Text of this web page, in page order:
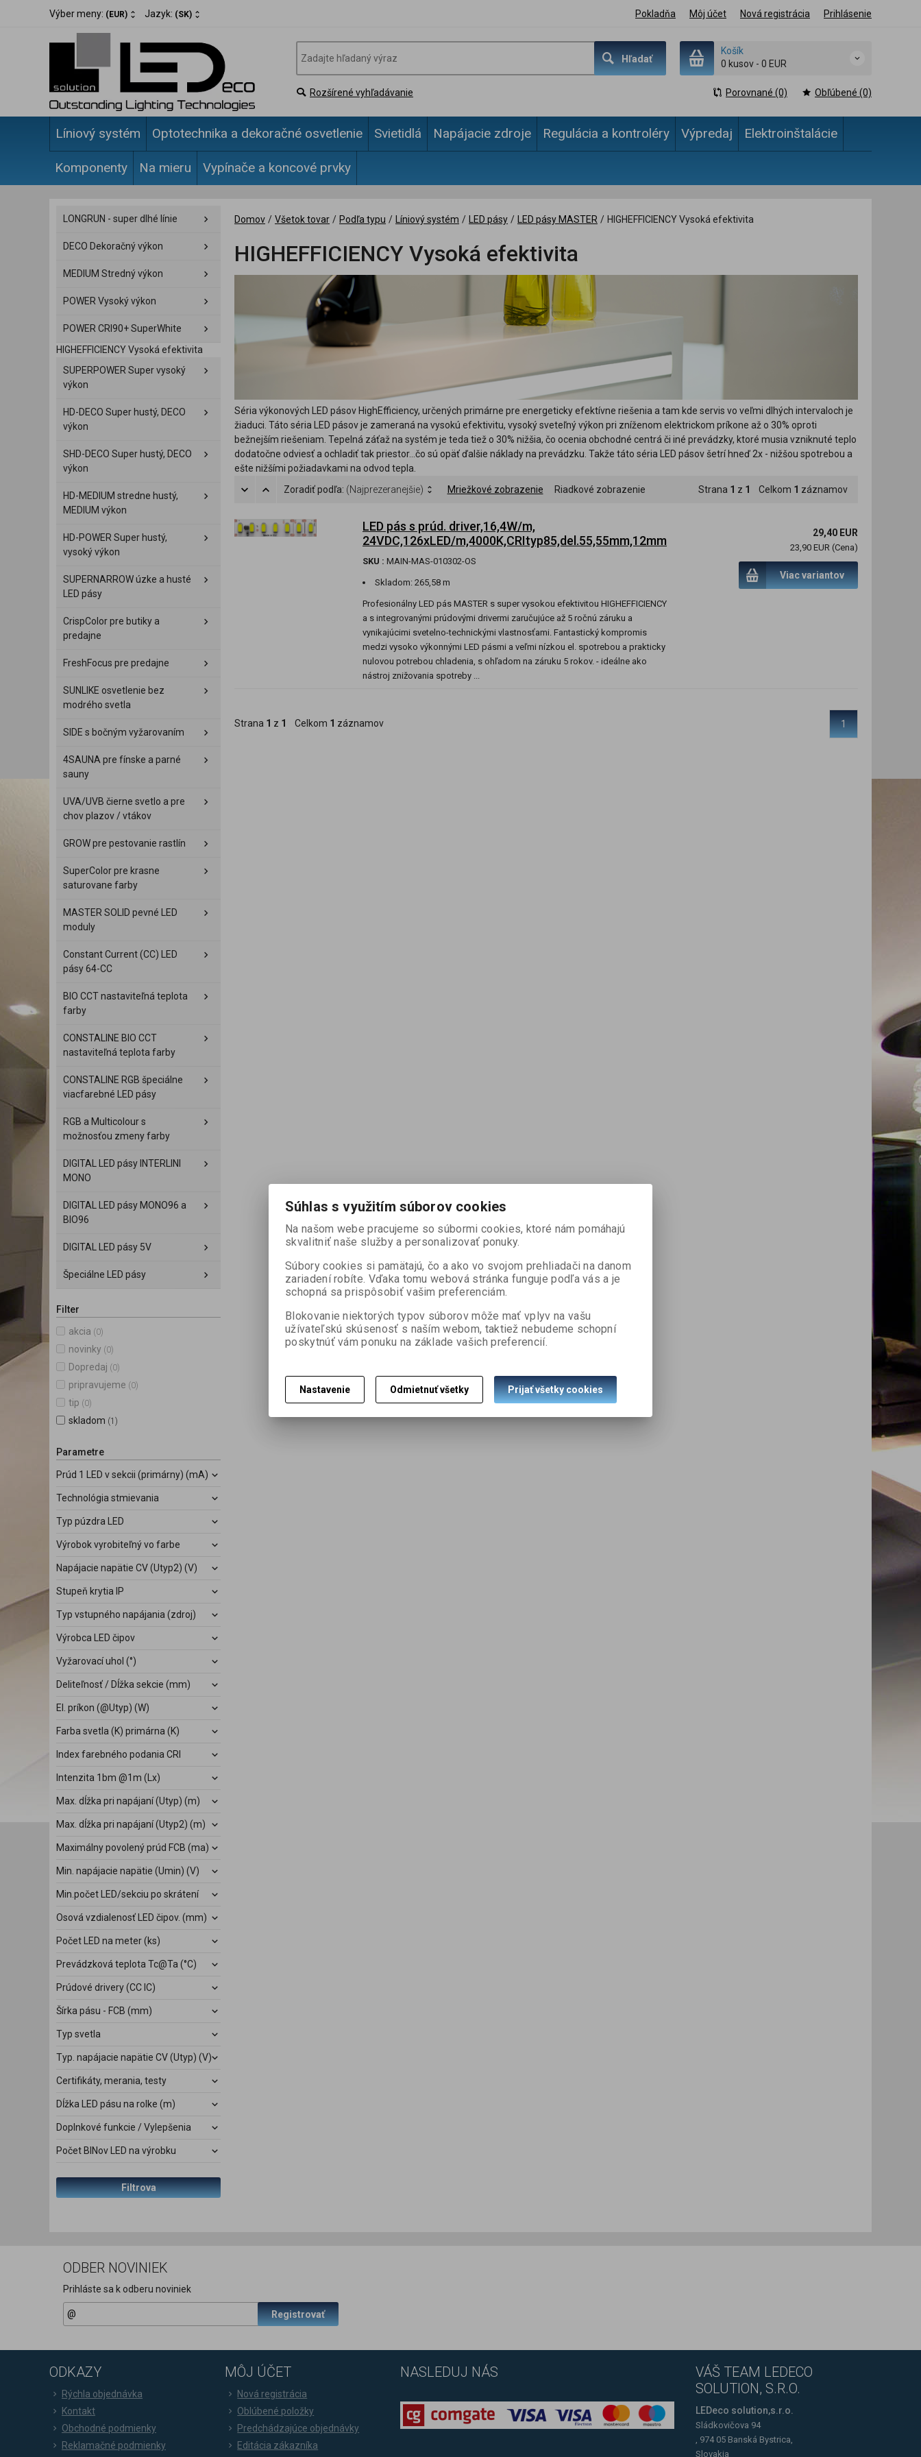
Výber meny: (EUR) Jazyk: (SK) Pokladňa Môj účet Nová registrácia Prihlásenie
Hľadať
Košík
0 kusov - 0 EUR
Rozšírené vyhľadávanie Porovnané (0) Obľúbené (0)
Líniový systém Optotechnika a dekoračné osvetlenie Svietidlá Napájacie zdroje Regulácia a kontroléry Výpredaj Elektroinštalácie
Komponenty Na mieru Vypínače a koncové prvky
LONGRUN - super dlhé línie
DECO Dekoračný výkon
MEDIUM Stredný výkon
POWER Vysoký výkon
POWER CRI90+ SuperWhite
HIGHEFFICIENCY Vysoká efektivita
SUPERPOWER Super vysoký
výkon
HD-DECO Super hustý, DECO
výkon
SHD-DECO Super hustý, DECO
výkon
HD-MEDIUM stredne hustý,
MEDIUM výkon
HD-POWER Super hustý,
vysoký výkon
SUPERNARROW úzke a husté
LED pásy
CrispColor pre butiky a
predajne
FreshFocus pre predajne
SUNLIKE osvetlenie bez
modrého svetla
SIDE s bočným vyžarovaním
4SAUNA pre fínske a parné
sauny
UVA/UVB čierne svetlo a pre
chov plazov / vtákov
GROW pre pestovanie rastlín
SuperColor pre krasne
saturovane farby
MASTER SOLID pevné LED
moduly
Constant Current (CC) LED
pásy 64-CC
BIO CCT nastaviteľná teplota
farby
CONSTALINE BIO CCT
nastaviteľná teplota farby
CONSTALINE RGB špeciálne
viacfarebné LED pásy
RGB a Multicolour s
možnosťou zmeny farby
DIGITAL LED pásy INTERLINI
MONO
DIGITAL LED pásy MONO96 a
BIO96
DIGITAL LED pásy 5V
Špeciálne LED pásy
Filter
akcia (0)
novinky (0)
Dopredaj (0)
pripravujeme (0)
tip (0)
skladom (1)
Parametre
Prúd 1 LED v sekcii (primárny) (mA)
Technológia stmievania
Typ púzdra LED
Výrobok vyrobiteľný vo farbe
Napájacie napätie CV (Utyp2) (V)
Stupeň krytia IP
Typ vstupného napájania (zdroj)
Výrobca LED čipov
Vyžarovací uhol (°)
Deliteľnosť / Dĺžka sekcie (mm)
El. príkon (@Utyp) (W)
Farba svetla (K) primárna (K)
Index farebného podania CRI
Intenzita 1bm @1m (Lx)
Max. dĺžka pri napájaní (Utyp) (m)
Max. dĺžka pri napájaní (Utyp2) (m)
Maximálny povolený prúd FCB (ma)
Min. napájacie napätie (Umin) (V)
Min.počet LED/sekciu po skrátení
Osová vzdialenosť LED čipov. (mm)
Počet LED na meter (ks)
Prevádzková teplota Tc@Ta (°C)
Prúdové drivery (CC IC)
Šírka pásu - FCB (mm)
Typ svetla
Typ. napájacie napätie CV (Utyp) (V)
Certifikáty, merania, testy
Dĺžka LED pásu na rolke (m)
Doplnkové funkcie / Vylepšenia
Počet BINov LED na výrobku
Filtrova
Domov / Všetok tovar / Podľa typu / Líniový systém / LED pásy / LED pásy MASTER / HIGHEFFICIENCY Vysoká efektivita
HIGHEFFICIENCY Vysoká efektivita
Séria výkonových LED pásov HighEfficiency, určených primárne pre energeticky efektívne riešenia a tam kde servis vo veľmi dlhých intervaloch je
žiaduci. Táto séria LED pásov je zameraná na vysokú efektivitu, vysoký sveteľný výkon pri zníženom elektrickom príkone až o 30% oproti
bežnejším riešeniam. Tepelná záťaž na systém je teda tiež o 30% nižšia, čo ocenia obchodné centrá či iné prevádzky, ktoré musia vzniknuté teplo
dodatočne odviesť a ochladiť tak priestor...čo sú opäť ďalšie náklady na prevádzku. Takže táto séria LED pásov šetrí hneď 2x - nižšou spotrebou a
ešte nižšími požiadavkami na odvod tepla.
Zoradiť podľa: (Najprezeranejšie) Mriežkové zobrazenie Riadkové zobrazenie Strana 1 z 1 Celkom 1 záznamov
LED pás s prúd. driver,16,4W/m,
24VDC,126xLED/m,4000K,CRItyp85,del.55,55mm,12mm
SKU : MAIN-MAS-010302-OS
Skladom: 265,58 m
Profesionálny LED pás MASTER s super vysokou efektivitou HIGHEFFICIENCY
a s integrovanými prúdovými drivermi zaručujúce až 5 ročnú záruku a
vynikajúcimi svetelno-technickými vlastnosťami. Fantastický kompromis
medzi vysoko výkonnými LED pásmi a veľmi nízkou el. spotrebou a prakticky
nulovou potrebou chladenia, s ohľadom na záruku 5 rokov. - ideálne ako
nástroj znižovania spotreby ...
29,40 EUR
23,90 EUR (Cena)
Viac variantov
Strana 1 z 1 Celkom 1 záznamov 1
ODBER NOVINIEK
Prihláste sa k odberu noviniek
Registrovať
ODKAZY
Rýchla objednávka
Kontakt
Obchodné podmienky
Reklamačné podmienky
MÔJ ÚČET
Nová registrácia
Oblúbené položky
Predchádzajúce objednávky
Editácia zákazníka
NASLEDUJ NÁS
VÁŠ TEAM LEDECO
SOLUTION, S.R.O.
LEDeco solution,s.r.o.
Sládkovičova 94
, 974 05 Banská Bystrica,
Slovakia
Súhlas s využitím súborov cookies
Na našom webe pracujeme so súbormi cookies, ktoré nám pomáhajú
skvalitniť naše služby a personalizovať ponuky.
Súbory cookies si pamätajú, čo a ako vo svojom prehliadači na danom
zariadení robíte. Vďaka tomu webová stránka funguje podľa vás a je
schopná sa prispôsobiť vašim preferenciám.
Blokovanie niektorých typov súborov môže mať vplyv na vašu
užívateľskú skúsenosť s naším webom, taktiež nebudeme schopní
poskytnúť vám ponuku na základe vašich preferencií.
Nastavenie Odmietnuť všetky Prijať všetky cookies